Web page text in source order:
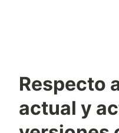
Respecto
actual y
F